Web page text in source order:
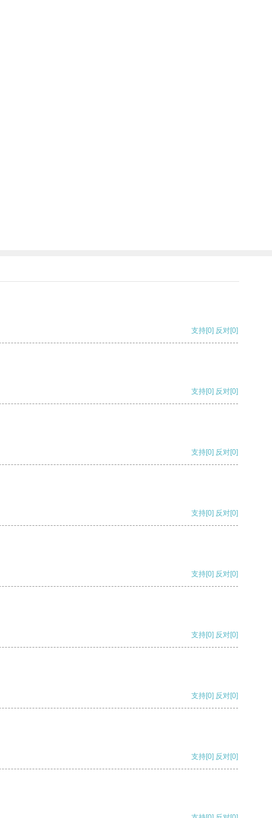
支持[0] 反对[0]
支持[0] 反对[0]
支持[0] 反对[0]
支持[0] 反对[0]
支持[0] 反对[0]
支持[0] 反对[0]
支持[0] 反对[0]
支持[0] 反对[0]